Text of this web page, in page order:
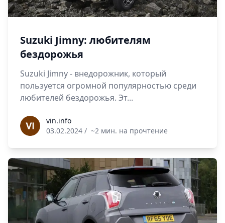
Suzuki Jimny: любителям
бездорожья
Suzuki Jimny - внедорожник, который
пользуется огромной популярностью среди
любителей бездорожья. Эт...
vin.infovin.info
03.02.2024 / ~2 мин. на прочтение